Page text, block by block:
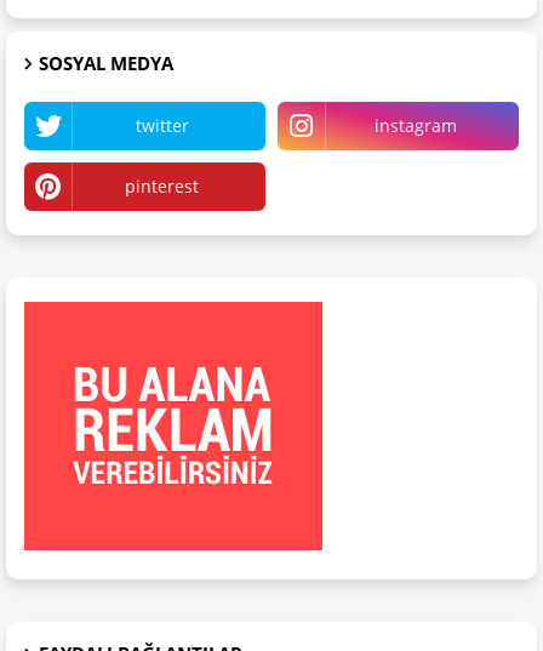
SOSYAL MEDYA
twitter instagram
pinterest